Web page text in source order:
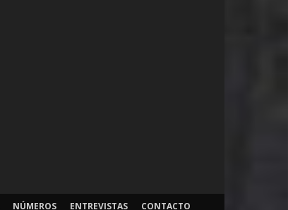
NÚMEROS ENTREVISTAS CONTACTO